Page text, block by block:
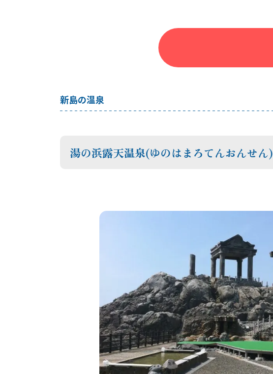
新島の温泉
湯の浜露天温泉(ゆのはまろてんおんせん)